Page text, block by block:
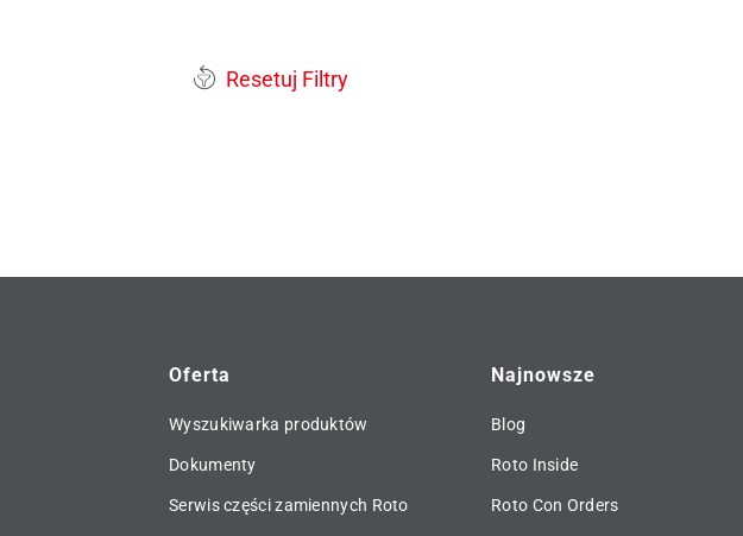
Resetuj Filtry
Oferta
Wyszukiwarka produktów
Dokumenty
Serwis części zamiennych Roto
Najnowsze
Blog
Roto Inside
Roto Con Orders